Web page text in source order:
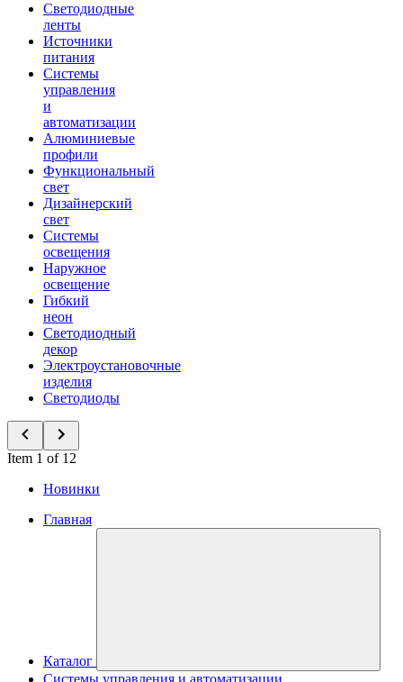
Светодиодные
ленты
Источники
питания
Системы
управления
и
автоматизации
Алюминиевые
профили
Функциональный
свет
Дизайнерский
свет
Системы
освещения
Наружное
освещение
Гибкий
неон
Светодиодный
декор
Электроустановочные
изделия
Светодиоды
Item 1 of 12
Новинки
Главная
Каталог
Системы управления и автоматизации